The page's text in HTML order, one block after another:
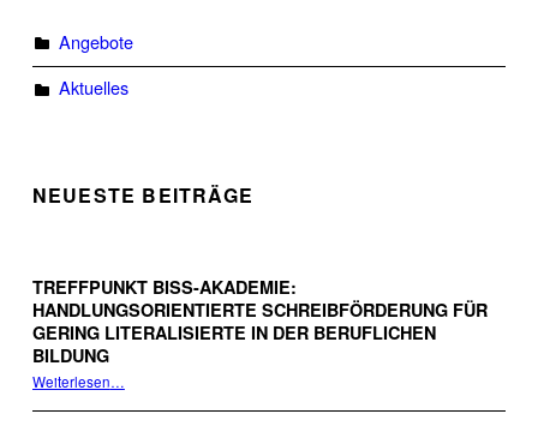
Angebote
Aktuelles
NEUESTE BEITRÄGE
TREFFPUNKT BISS-AKADEMIE:
HANDLUNGSORIENTIERTE SCHREIBFÖRDERUNG FÜR
GERING LITERALISIERTE IN DER BERUFLICHEN
BILDUNG
Weiterlesen“Treffpunkt BiSS-Akademie: Handlungsorientierte Schreibförderung für gering Literalisierte in der beruflichen Bildung”
…